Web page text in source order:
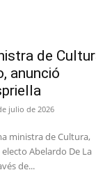
de
anunció
julio de 2026
ministra de Cultura,
Abelardo De La
de...